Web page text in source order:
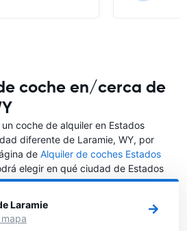
coche en/cerca de
coche de alquiler en Estados
diferente de Laramie, WY, por
de Alquiler de coches Estados
elegir en qué ciudad de Estados
coche.
Laramie